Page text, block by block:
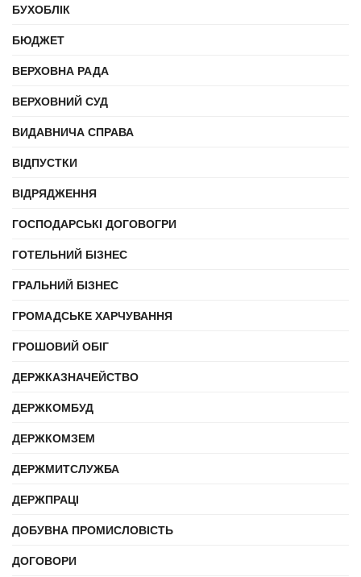
БУХОБЛІК
БЮДЖЕТ
ВЕРХОВНА РАДА
ВЕРХОВНИЙ СУД
ВИДАВНИЧА СПРАВА
ВІДПУСТКИ
ВІДРЯДЖЕННЯ
ГОСПОДАРСЬКІ ДОГОВОГРИ
ГОТЕЛЬНИЙ БІЗНЕС
ГРАЛЬНИЙ БІЗНЕС
ГРОМАДСЬКЕ ХАРЧУВАННЯ
ГРОШОВИЙ ОБІГ
ДЕРЖКАЗНАЧЕЙСТВО
ДЕРЖКОМБУД
ДЕРЖКОМЗЕМ
ДЕРЖМИТСЛУЖБА
ДЕРЖПРАЦІ
ДОБУВНА ПРОМИСЛОВІСТЬ
ДОГОВОРИ